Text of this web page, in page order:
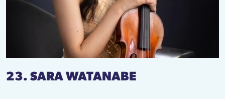
23. SARA WATANABE